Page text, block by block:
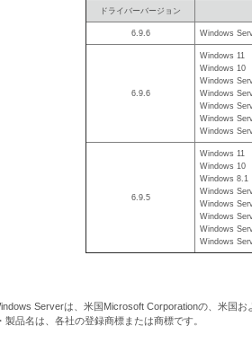
ドライバーバージョン
6.9.6 Windows
6.9.6
Windows 11
Windows 10
Windows
Windows
Windows
Windows
Windows
6.9.5
Windows 11
Windows 10
Windows 8.1
Windows
Windows
Windows
Windows
Windows
Serverは、米国Microsoft Corporationの、米国
品名は、各社の登録商標または商標です。